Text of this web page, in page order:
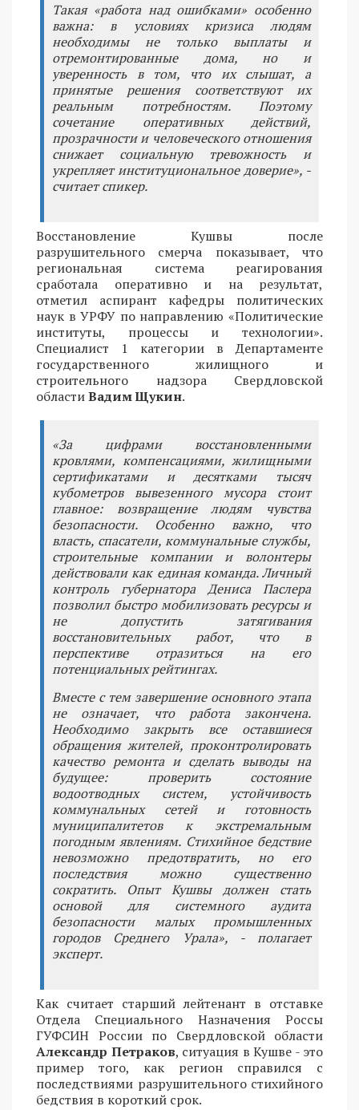
Такая «работа над ошибками» особенно
важна: в условиях кризиса людям
необходимы не только выплаты и
отремонтированные дома, но и
уверенность в том, что их слышат, а
принятые решения соответствуют их
реальным потребностям. Поэтому
сочетание оперативных действий,
прозрачности и человеческого отношения
снижает социальную тревожность и
укрепляет институциональное доверие», -
считает спикер.
Восстановление Кушвы после
разрушительного смерча показывает, что
региональная система реагирования
сработала оперативно и на результат,
отметил аспирант кафедры политических
наук в УРФУ по направлению «Политические
институты, процессы и технологии».
Специалист 1 категории в Департаменте
государственного жилищного и
строительного надзора Свердловской
областиВадим Щукин.
«За цифрами восстановленными
кровлями, компенсациями, жилищными
сертификатами и десятками тысяч
кубометров вывезенного мусора стоит
главное: возвращение людям чувства
безопасности. Особенно важно, что
власть, спасатели, коммунальные службы,
строительные компании и волонтеры
действовали как единая команда. Личный
контроль губернатора Дениса Паслера
позволил быстро мобилизовать ресурсы и
не допустить затягивания
восстановительных работ, что в
перспективе отразиться на его
потенциальных рейтингах.
Вместе с тем завершение основного этапа
не означает, что работа закончена.
Необходимо закрыть все оставшиеся
обращения жителей, проконтролировать
качество ремонта и сделать выводы на
будущее: проверить состояние
водоотводных систем, устойчивость
коммунальных сетей и готовность
муниципалитетов к экстремальным
погодным явлениям. Стихийное бедствие
невозможно предотвратить, но его
последствия можно существенно
сократить. Опыт Кушвы должен стать
основой для системного аудита
безопасности малых промышленных
городов Среднего Урала», - полагает
эксперт.
Как считает старший лейтенант в отставке
Отдела Специального Назначения Россы
ГУФСИН России по Свердловской области
Александр Петраков, ситуация в Кушве - это
пример того, как регион справился с
последствиями разрушительного стихийного
бедствия в короткий срок.